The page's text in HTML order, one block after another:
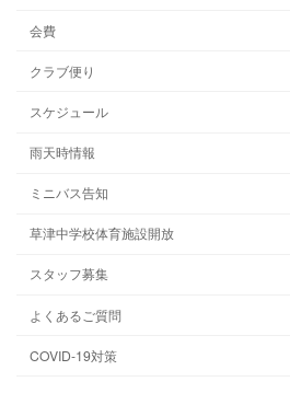
会費
クラブ便り
スケジュール
雨天時情報
ミニバス告知
草津中学校体育施設開放
スタッフ募集
よくあるご質問
COVID-19対策